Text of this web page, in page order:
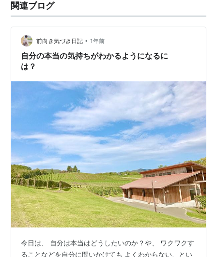
関連ブログ
前向き気づき日記 • 1年前
自分の本当の気持ちがわかるようになるに
は？
今日は、 自分は本当はどうしたいのか？や、 ワクワクす
ることなどを自分に問いかけても よくわからない、とい